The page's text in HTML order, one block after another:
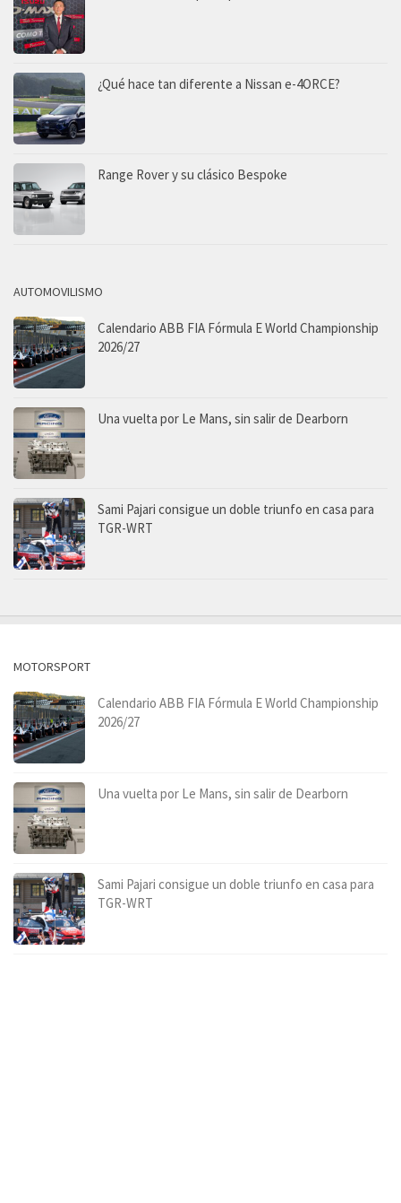
¿Qué hace tan diferente a Nissan e-4ORCE?
Range Rover y su clásico Bespoke
AUTOMOVILISMO
Calendario ABB FIA Fórmula E World Championship
2026/27
Una vuelta por Le Mans, sin salir de Dearborn
Sami Pajari consigue un doble triunfo en casa para
TGR-WRT
MOTORSPORT
Calendario ABB FIA Fórmula E World Championship
2026/27
Una vuelta por Le Mans, sin salir de Dearborn
Sami Pajari consigue un doble triunfo en casa para
TGR-WRT